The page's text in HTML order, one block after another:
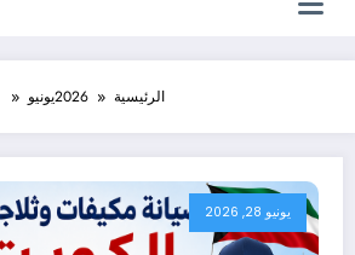
الرئيسية 2026يونيو
يونيو 28, 2026